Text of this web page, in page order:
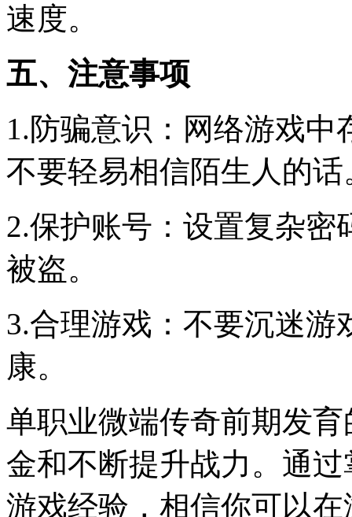
速度。
五、注意事项
1.防骗意识：网络游戏
不要轻易相信陌生人的话
2.保护账号：设置复杂
被盗。
3.合理游戏：不要沉迷游
康。
单职业微端传奇前期发
金和不断提升战力。通
游戏经验，相信你可以